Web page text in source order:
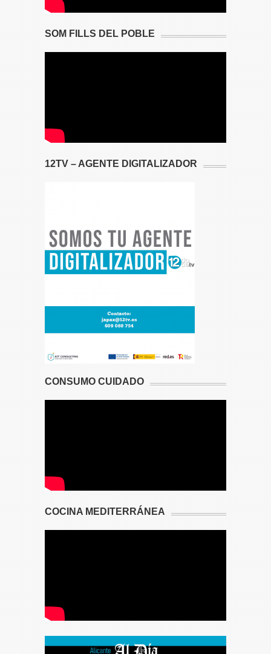
SOM FILLS DEL POBLE
12TV – AGENTE DIGITALIZADOR
CONSUMO CUIDADO
COCINA MEDITERRÁNEA